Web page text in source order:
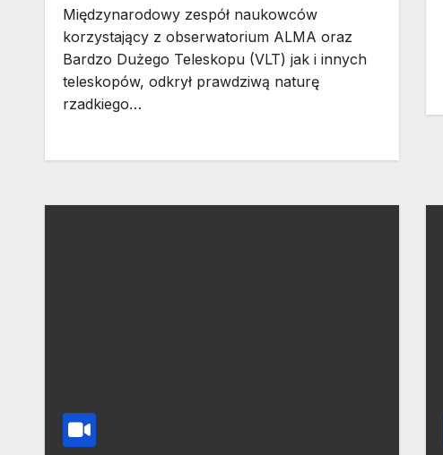
Międzynarodowy zespół naukowców
korzystający z obserwatorium ALMA oraz
Bardzo Dużego Teleskopu (VLT) jak i innych
teleskopów, odkrył prawdziwą naturę
rzadkiego…